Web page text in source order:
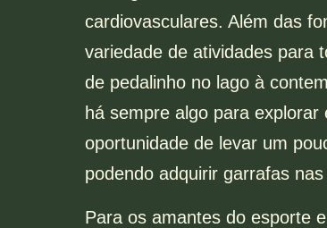
cardiovasculares. Além das
variedade de atividades para
de pedalinho no lago à
há sempre algo para
oportunidade de levar um
podendo adquirir garrafas
Para os amantes do esporte